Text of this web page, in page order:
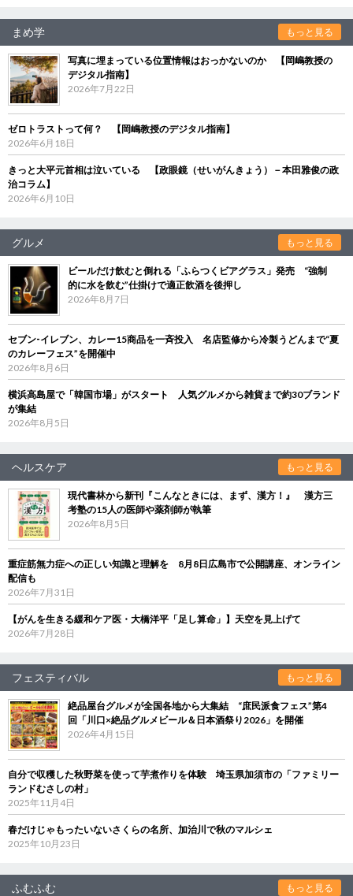
まめ学 もっと見る
写真に埋まっている位置情報はおっかないのか 【岡嶋教授の
デジタル指南】
2026年7月22日
ゼロトラストって何？ 【岡嶋教授のデジタル指南】
2026年6月18日
きっと大平元首相は泣いている 【政眼鏡（せいがんきょう）－本田雅俊の政
治コラム】
2026年6月10日
グルメ もっと見る
ビールだけ飲むと倒れる「ふらつくビアグラス」発売 “強制
的に水を飲む”仕掛けで適正飲酒を後押し
2026年8月7日
セブン‐イレブン、カレー15商品を一斉投入 名店監修から冷製うどんまで“夏
のカレーフェス”を開催中
2026年8月6日
横浜高島屋で「韓国市場」がスタート 人気グルメから雑貨まで約30ブランド
が集結
2026年8月5日
ヘルスケア もっと見る
現代書林から新刊『こんなときには、まず、漢方！』 漢方三
考塾の15人の医師や薬剤師が執筆
2026年8月5日
重症筋無力症への正しい知識と理解を 8月8日広島市で公開講座、オンライン
配信も
2026年7月31日
【がんを生きる緩和ケア医・大橋洋平「足し算命」】天空を見上げて
2026年7月28日
フェスティバル もっと見る
絶品屋台グルメが全国各地から大集結 “庶民派食フェス”第4
回「川口×絶品グルメビール＆日本酒祭り2026」を開催
2026年4月15日
自分で収穫した秋野菜を使って芋煮作りを体験 埼玉県加須市の「ファミリー
ランドむさしの村」
2025年11月4日
春だけじゃもったいないさくらの名所、加治川で秋のマルシェ
2025年10月23日
ふむふむ もっと見る